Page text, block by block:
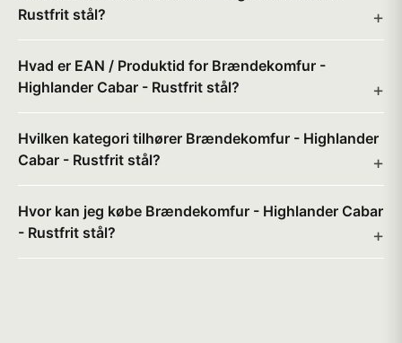
Rustfrit stål?
Hvad er EAN / Produktid for Brændekomfur -
Highlander Cabar - Rustfrit stål?
Hvilken kategori tilhører Brændekomfur - Highlander
Cabar - Rustfrit stål?
Hvor kan jeg købe Brændekomfur - Highlander Cabar
- Rustfrit stål?